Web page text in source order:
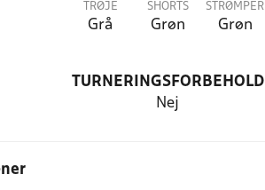
TRØJE
Grå
SHORTS
Grøn
STRØMPER
Grøn
TURNERINGSFORBEHOLD
Nej